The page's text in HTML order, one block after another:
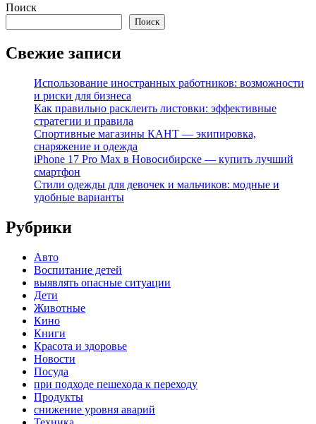
Поиск
Поиск
Свежие записи
Использование иностранных работников: возможности
и риски для бизнеса
Как правильно расклеить листовки: эффективные
стратегии и правила
Спортивные магазины КАНТ — экипировка,
снаряжение и одежда
iPhone 17 Pro Max в Новосибирске — купить лучший
смартфон
Стили одежды для девочек и мальчиков: модные и
удобные варианты
Рубрики
Авто
Воспитание детей
выявлять опасные ситуации
Дети
Животные
Кино
Книги
Красота и здоровье
Новости
Посуда
при подходе пешехода к переходу
Продукты
снижение уровня аварий